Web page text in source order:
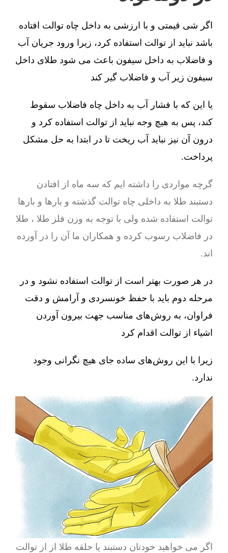
اگر شی قیمتی و با ارزشی به داخل چاه توالت افتاده
باشد نباید از توالت استفاده کرد، زیرا ورود جریان آب
و فاضلاب به داخل سیفون باعث می شود طلای داخل
سیفون زیر آب و فاضلاب گیر کند
یا این که با فشار آب به داخل چاه فاضلاب سقوط
کند، پس به هیچ وجه نباید از توالت استفاده کرد و
درون آن نیز نباید آب ریخت تا در ابتدا به حل مشکل
پرداخت.
گرچه مواردی را داشته ایم که سه ماه از افتادن
دستبند طلا به داخلی چاه توالت گذشته و بارها و بارها
توالت استفاده شده ولی با توجه به وزن فلز طلا ، طلا
در فاضلاب رسوب کرده و همکاران ما آن را در آورده
اند.
در هر صورت بهتر است از توالت استفاده نشود و در
مرحله دوم باید با حفظ خونسردی و آرامش و دقت
فراوان، به روش‌های مناسب جهت بیرون آوردن
اشیاء از توالت اقدام کرد
زیرا با این روش‌های ساده جای هیچ نگرانی وجود
ندارد.
اگر می خواهید خودتان دستبند یا حلقه طلا از از توالت